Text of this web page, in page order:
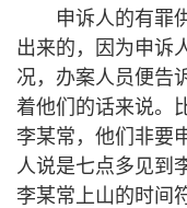
申诉人的有罪
出来的，因为申诉
况，办案人员便告
着他们的话来说。
李某常，他们非要
人说是七点多见到
李某常上山的时间